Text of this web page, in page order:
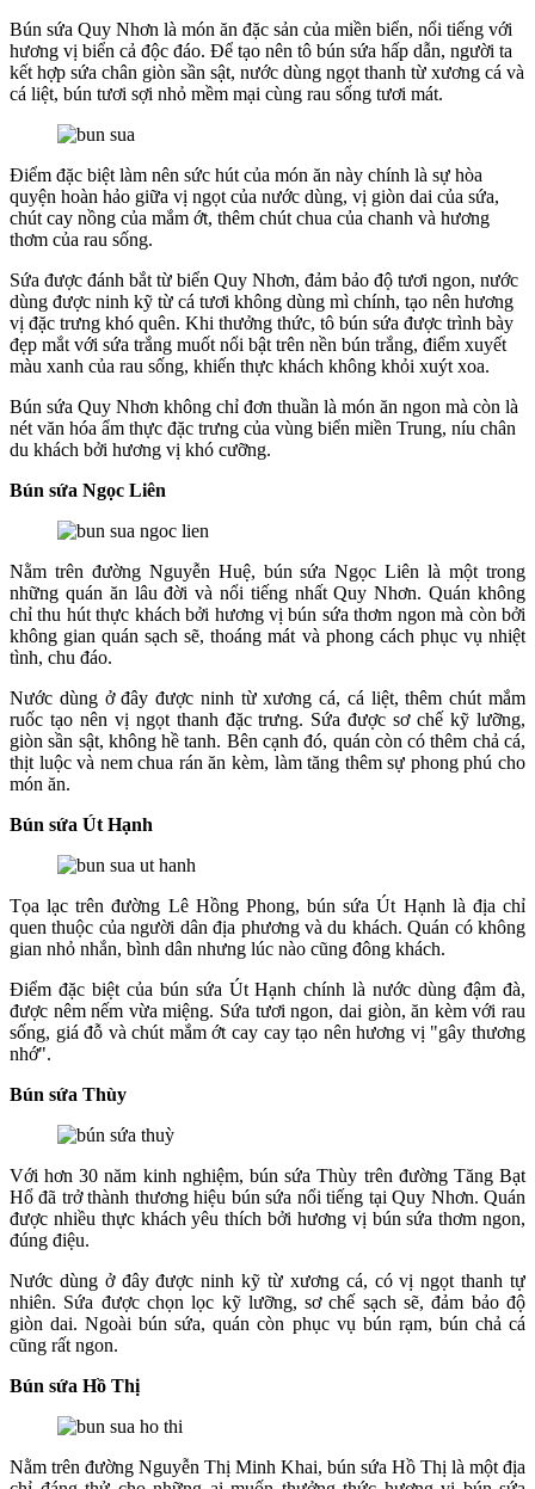
Bún sứa Quy Nhơn là món ăn đặc sản của miền biển, nổi tiếng với
hương vị biển cả độc đáo. Để tạo nên tô bún sứa hấp dẫn, người ta
kết hợp sứa chân giòn sần sật, nước dùng ngọt thanh từ xương cá và
cá liệt, bún tươi sợi nhỏ mềm mại cùng rau sống tươi mát.
Điểm đặc biệt làm nên sức hút của món ăn này chính là sự hòa
quyện hoàn hảo giữa vị ngọt của nước dùng, vị giòn dai của sứa,
chút cay nồng của mắm ớt, thêm chút chua của chanh và hương
thơm của rau sống.
Sứa được đánh bắt từ biển Quy Nhơn, đảm bảo độ tươi ngon, nước
dùng được ninh kỹ từ cá tươi không dùng mì chính, tạo nên hương
vị đặc trưng khó quên. Khi thưởng thức, tô bún sứa được trình bày
đẹp mắt với sứa trắng muốt nổi bật trên nền bún trắng, điểm xuyết
màu xanh của rau sống, khiến thực khách không khỏi xuýt xoa.
Bún sứa Quy Nhơn không chỉ đơn thuần là món ăn ngon mà còn là
nét văn hóa ẩm thực đặc trưng của vùng biển miền Trung, níu chân
du khách bởi hương vị khó cưỡng.
Bún sứa Ngọc Liên
Nằm trên đường Nguyễn Huệ, bún sứa Ngọc Liên là một trong
những quán ăn lâu đời và nổi tiếng nhất Quy Nhơn. Quán không
chỉ thu hút thực khách bởi hương vị bún sứa thơm ngon mà còn bởi
không gian quán sạch sẽ, thoáng mát và phong cách phục vụ nhiệt
tình, chu đáo.
Nước dùng ở đây được ninh từ xương cá, cá liệt, thêm chút mắm
ruốc tạo nên vị ngọt thanh đặc trưng. Sứa được sơ chế kỹ lưỡng,
giòn sần sật, không hề tanh. Bên cạnh đó, quán còn có thêm chả cá,
thịt luộc và nem chua rán ăn kèm, làm tăng thêm sự phong phú cho
món ăn.
Bún sứa Út Hạnh
Tọa lạc trên đường Lê Hồng Phong, bún sứa Út Hạnh là địa chỉ
quen thuộc của người dân địa phương và du khách. Quán có không
gian nhỏ nhắn, bình dân nhưng lúc nào cũng đông khách.
Điểm đặc biệt của bún sứa Út Hạnh chính là nước dùng đậm đà,
được nêm nếm vừa miệng. Sứa tươi ngon, dai giòn, ăn kèm với rau
sống, giá đỗ và chút mắm ớt cay cay tạo nên hương vị "gây thương
nhớ".
Bún sứa Thùy
Với hơn 30 năm kinh nghiệm, bún sứa Thùy trên đường Tăng Bạt
Hổ đã trở thành thương hiệu bún sứa nổi tiếng tại Quy Nhơn. Quán
được nhiều thực khách yêu thích bởi hương vị bún sứa thơm ngon,
đúng điệu.
Nước dùng ở đây được ninh kỹ từ xương cá, có vị ngọt thanh tự
nhiên. Sứa được chọn lọc kỹ lưỡng, sơ chế sạch sẽ, đảm bảo độ
giòn dai. Ngoài bún sứa, quán còn phục vụ bún rạm, bún chả cá
cũng rất ngon.
Bún sứa Hồ Thị
Nằm trên đường Nguyễn Thị Minh Khai, bún sứa Hồ Thị là một địa